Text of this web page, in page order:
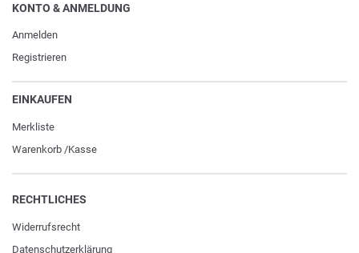
KONTO & ANMELDUNG
Anmelden
Registrieren
EINKAUFEN
Merkliste
Warenkorb /Kasse
RECHTLICHES
Widerrufs­recht
Daten­schutz­erklärung